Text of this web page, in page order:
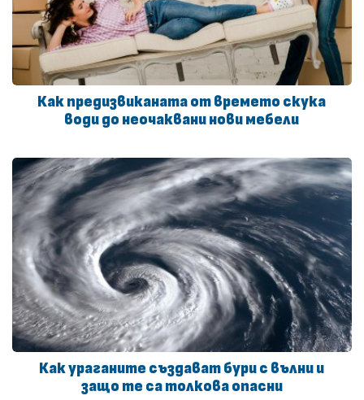
Как предизвиканата от времето скука
води до неочаквани нови мебели
Как ураганите създават бури с вълни и
защо те са толкова опасни